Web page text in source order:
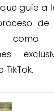
guíe a
de
como
TikTok.